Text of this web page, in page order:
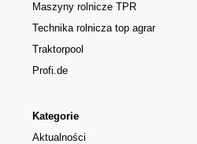
Kategorie
Aktualności
Maszyny rolnicze TPR
Technika rolnicza top agrar
Traktorpool
Profi.de